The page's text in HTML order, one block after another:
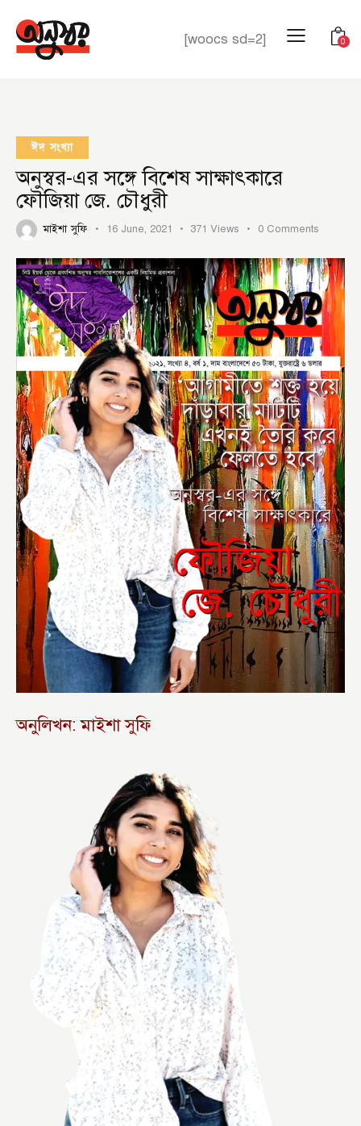
[woocs sd=2] 0
ঈদ সংখ্যা
অনুস্বর-এর সঙ্গে বিশেষ সাক্ষাৎকারে
ফৌজিয়া জে. চৌধুরী
মাইশা সুফি 16 June, 2021 371 Views 0 Comments
অনুলিখন: মাইশা সুফি